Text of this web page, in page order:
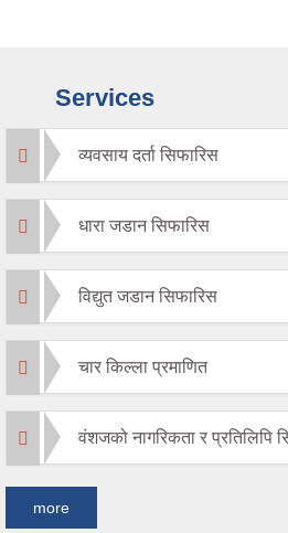
Services
व्यवसाय दर्ता सिफारिस
धारा जडान सिफारिस
विद्युत जडान सिफारिस
चार किल्ला प्रमाणित
वंशजको नागरिकता र प्रतिलिपि
more